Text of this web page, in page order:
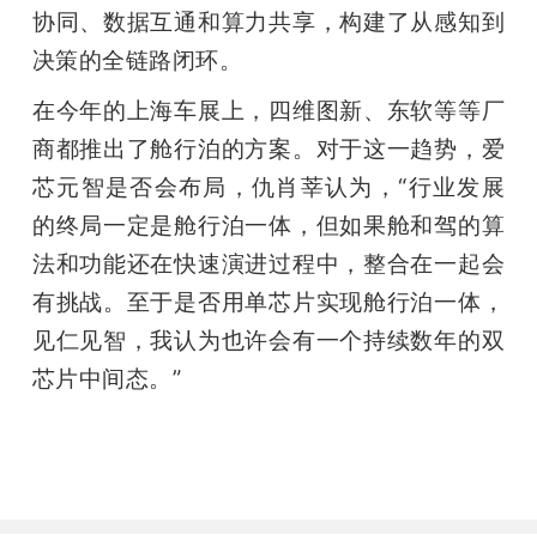
协同、数据互通和算力共享，构建了从感知到
决策的全链路闭环。
在今年的上海车展上，四维图新、东软等等厂
商都推出了舱行泊的方案。对于这一趋势，爱
芯元智是否会布局，仇肖莘认为，“行业发展
的终局一定是舱行泊一体，但如果舱和驾的算
法和功能还在快速演进过程中，整合在一起会
有挑战。至于是否用单芯片实现舱行泊一体，
见仁见智，我认为也许会有一个持续数年的双
芯片中间态。”